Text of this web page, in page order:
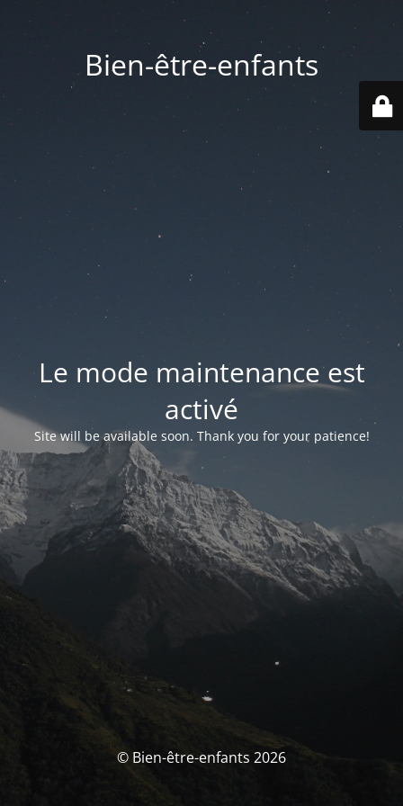
Bien-être-enfants
Le mode maintenance est
activé
Site will be available soon. Thank you for your patience!
© Bien-être-enfants 2026